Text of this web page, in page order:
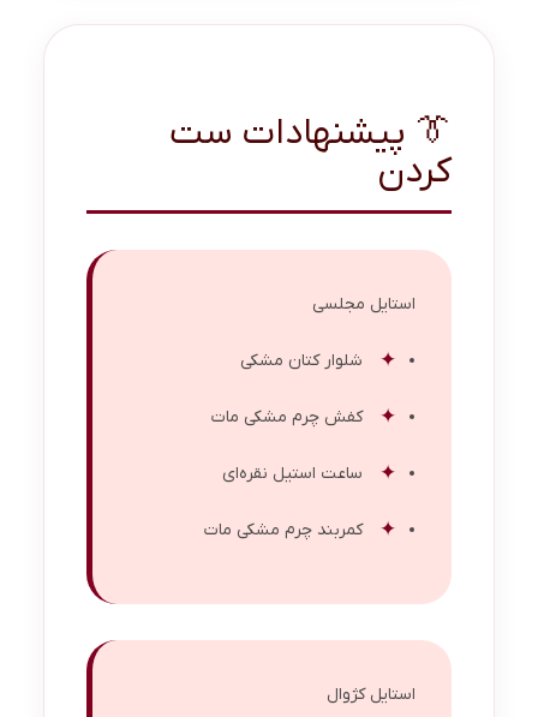
👔 پیشنهادات ست
کردن
استایل مجلسی
شلوار کتان مشکی
کفش چرم مشکی مات
ساعت استیل نقره‌ای
کمربند چرم مشکی مات
استایل کژوال